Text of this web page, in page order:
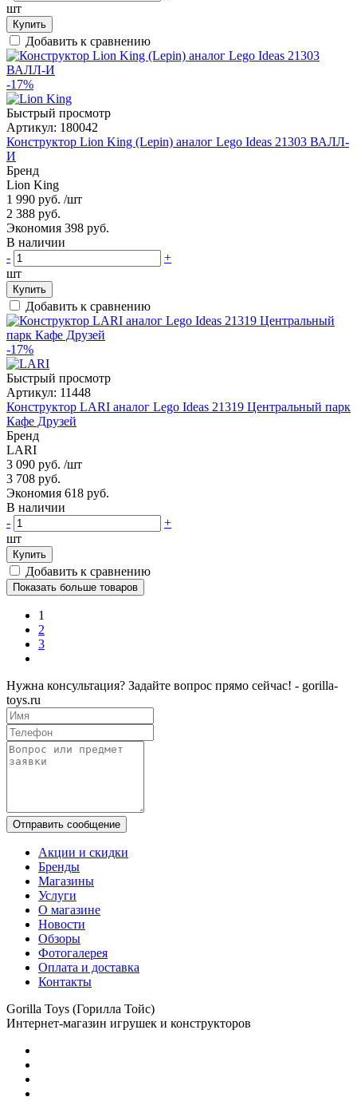
шт
Купить
Добавить к сравнению
-17%
Быстрый просмотр
Артикул: 180042
Конструктор Lion King (Lepin) аналог Lego Ideas 21303 ВАЛЛ-
И
Бренд
Lion King
1 990 руб. /шт
2 388 руб.
Экономия 398 руб.
В наличии
-
+
шт
Купить
Добавить к сравнению
-17%
Быстрый просмотр
Артикул: 11448
Конструктор LARI аналог Lego Ideas 21319 Центральный парк
Кафе Друзей
Бренд
LARI
3 090 руб. /шт
3 708 руб.
Экономия 618 руб.
В наличии
-
+
шт
Купить
Добавить к сравнению
Показать больше товаров
1
2
3
Нужна консультация? Задайте вопрос прямо сейчас! - gorilla-
toys.ru
Отправить сообщение
Акции и скидки
Бренды
Магазины
Услуги
О магазине
Новости
Обзоры
Фотогалерея
Оплата и доставка
Контакты
Gorilla Toys (Горилла Тойс)
Интернет-магазин игрушек и конструкторов